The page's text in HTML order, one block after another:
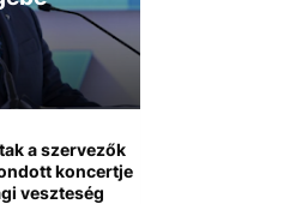
a szervezők
koncertje
veszteség